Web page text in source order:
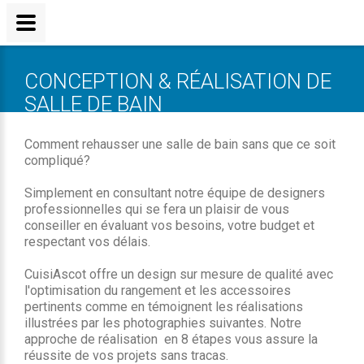
CONCEPTION & RÉALISATION DE
SALLE DE BAIN
Comment rehausser une salle de bain sans que ce soit
compliqué?
Simplement en consultant notre équipe de designers
professionnelles qui se fera un plaisir de vous
conseiller en évaluant vos besoins, votre budget et
respectant vos délais.
CuisiAscot offre un design sur mesure de qualité avec
l'optimisation du rangement et les accessoires
pertinents comme en témoignent les réalisations
illustrées par les photographies suivantes. Notre
approche de réalisation en 8 étapes vous assure la
réussite de vos projets sans tracas.